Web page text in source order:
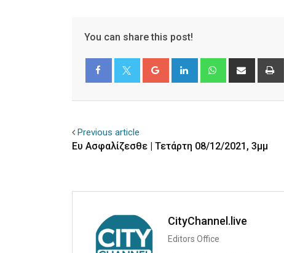
You can share this post!
Google+ LinkedIn WhatsappShare
Previous article
Ευ Ασφαλίζεσθε | Τετάρτη 08/12/2021, 3μμ
CityChannel.live
Editors Office